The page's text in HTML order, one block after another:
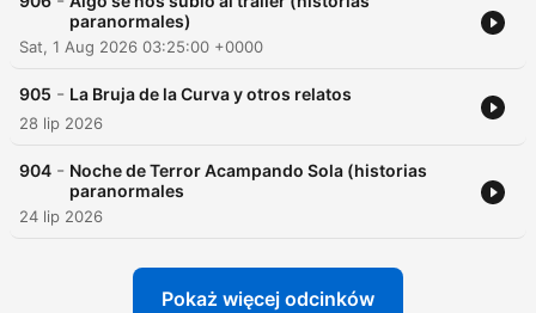
paranormales)
Sat, 1 Aug 2026 03:25:00 +0000
905 - La Bruja de la Curva y otros relatos
28 lip 2026
904 - Noche de Terror Acampando Sola (historias
paranormales
24 lip 2026
Pokaż więcej odcinków